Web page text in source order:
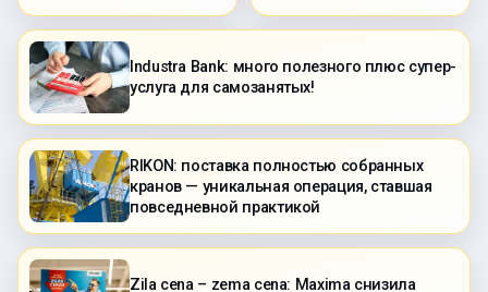
Industra Bank: много полезного плюс супер-
услуга для самозанятых!
RIKON: поставка полностью собранных
кранов — уникальная операция, ставшая
повседневной практикой
Zila cena – zema cena: Maxima снизила